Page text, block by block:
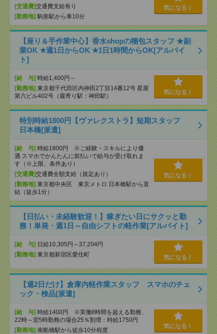
[交通費]交通費支給有り
[勤務地] 駒形駅から車10分
気になる！
【座り＆手作業中心】香水shopの梱包スタッフ ★副
業OK ★週1日からOK ★1日1時間からOK[アルバイ
ト]
[給 与] 時給1,400円～
[勤務地] 東京都千代田区内神田2丁目14番12号 星屋
第六ビル402号（最寄り駅：神田駅）
気になる！
特別時給1800円【ヴァレクストラ】短期スタッフ
日本橋[派遣]
[給 与] 時給1800円 ※ご経験・スキルにより優
遇 スマホでかんたんに前払いで給与が受け取れま
す（※上限、条件あり）
[交通費]交通費全額支給（規定あり）
[勤務地] 東京都中央区 東京メトロ 日本橋駅から直
結（徒歩1分）
気になる！
【日払い・未経験歓迎！】稼ぎたい日にサクッと勤
務！単発・週1日～自由シフトの軽作業[アルバイト]
[給 与] 日給10,305円～37,204円
[勤務地] 東京都新宿区愛住町 気になる！
【週2日だけ】倉庫内軽作業スタッフ スマホのチェ
ック・検品[派遣]
[給 与] 時給1400円 ※実働8時間を超える勤務、
22時～翌5時勤務の場合25％割増：時給1750円
[勤務地] 南船橋駅から徒歩10分程度
気になる！